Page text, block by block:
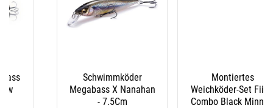
Montiertes
Weichköder-Set Fiiish
Combo Black Minnow
Box Megabass Lunker
Lunch Box Mb-
3020Nddm Red